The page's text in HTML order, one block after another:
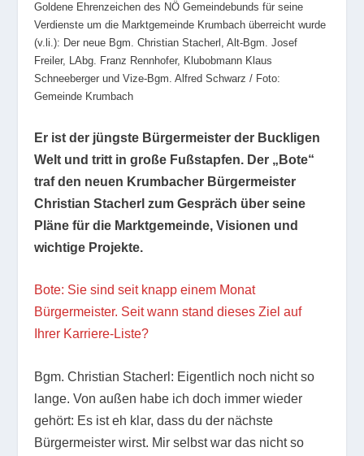
Goldene Ehrenzeichen des NÖ Gemeindebunds für seine
Verdienste um die Marktgemeinde Krumbach überreicht wurde
(v.li.): Der neue Bgm. Christian Stacherl, Alt-Bgm. Josef
Freiler, LAbg. Franz Rennhofer, Klubobmann Klaus
Schneeberger und Vize-Bgm. Alfred Schwarz / Foto:
Gemeinde Krumbach
Er ist der jüngste Bürgermeister der Buckligen
Welt und tritt in große Fußstapfen. Der „Bote“
traf den neuen Krumbacher Bürgermeister
Christian Stacherl zum Gespräch über seine
Pläne für die Marktgemeinde, Visionen und
wichtige Projekte.
Bote: Sie sind seit knapp einem Monat
Bürgermeister. Seit wann stand dieses Ziel auf
Ihrer Karriere-Liste?
Bgm. Christian Stacherl: Eigentlich noch nicht so
lange. Von außen habe ich doch immer wieder
gehört: Es ist eh klar, dass du der nächste
Bürgermeister wirst. Mir selbst war das nicht so